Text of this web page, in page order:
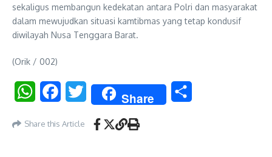
sekaligus membangun kedekatan antara Polri dan masyarakat
dalam mewujudkan situasi kamtibmas yang tetap kondusif
diwilayah Nusa Tenggara Barat.
(Orik / 002)
WhatsAppFacebookTwitter Share
Share this Article